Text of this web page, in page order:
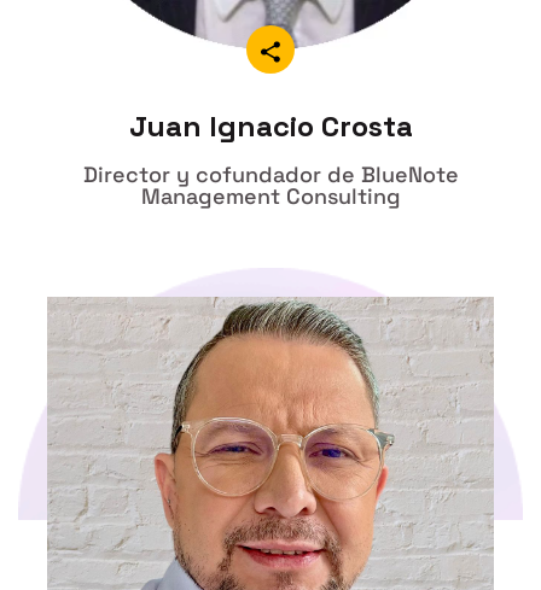
Juan Ignacio Crosta
Director y cofundador de BlueNote
Management Consulting